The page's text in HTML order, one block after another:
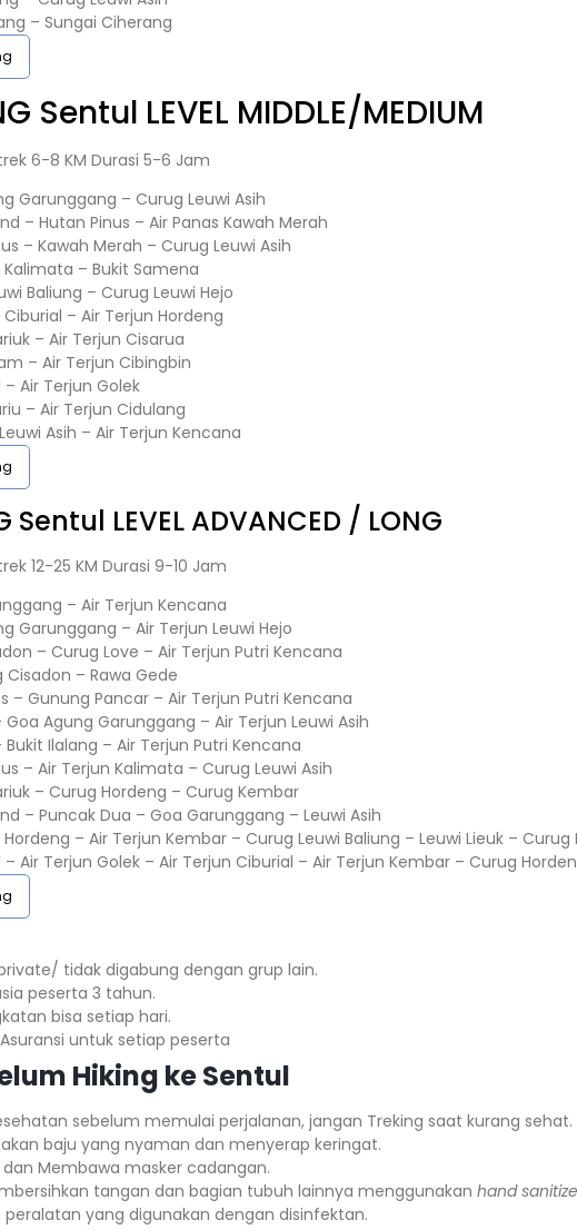
– Sungai Ciherang
Sentul LEVEL MIDDLE/MEDIUM
6-8 KM Durasi 5-6 Jam
Garunggang – Curug Leuwi Asih
– Hutan Pinus – Air Panas Kawah Merah
– Kawah Merah – Curug Leuwi Asih
Kalimata – Bukit Samena
Baliung – Curug Leuwi Hejo
– Air Terjun Hordeng
– Air Terjun Cisarua
– Air Terjun Cibingbin
Air Terjun Golek
– Air Terjun Cidulang
Asih – Air Terjun Kencana
Sentul LEVEL ADVANCED / LONG
12-25 KM Durasi 9-10 Jam
– Air Terjun Kencana
Garunggang – Air Terjun Leuwi Hejo
– Curug Love – Air Terjun Putri Kencana
Cisadon – Rawa Gede
– Gunung Pancar – Air Terjun Putri Kencana
Goa Agung Garunggang – Air Terjun Leuwi Asih
Bukit Ilalang – Air Terjun Putri Kencana
– Air Terjun Kalimata – Curug Leuwi Asih
– Curug Hordeng – Curug Kembar
– Puncak Dua – Goa Garunggang – Leuwi Asih
– Air Terjun Kembar – Curug Leuwi Baliung – Leuwi Lieuk – Curug
Air Terjun Golek – Air Terjun Ciburial – Air Terjun Kembar – Curug
tidak digabung dengan grup lain.
peserta 3 tahun.⁣⁣
bisa setiap hari.⁣⁣
untuk setiap peserta
Hiking ke Sentul
sebelum memulai perjalanan, jangan Treking saat kurang sehat.
baju yang nyaman dan menyerap keringat.
Membawa masker cadangan.
tangan dan bagian tubuh lainnya menggunakan hand
peralatan yang digunakan dengan disinfektan.